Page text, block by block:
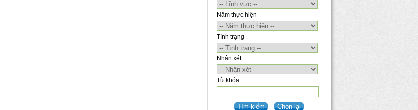
Năm thực hiện
Tình trạng
Nhận xét
Từ khóa